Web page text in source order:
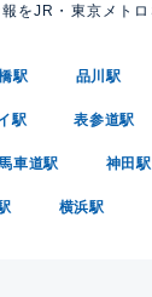
をJR・東京メト
駅 品川駅
駅 表参道駅
車道駅 神田駅
横浜駅